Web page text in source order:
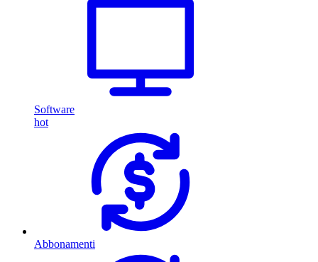
Software
hot
Abbonamenti